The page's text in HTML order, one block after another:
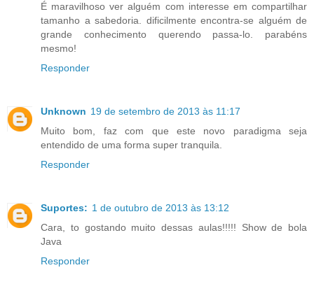
É maravilhoso ver alguém com interesse em compartilhar
tamanho a sabedoria. dificilmente encontra-se alguém de
grande conhecimento querendo passa-lo. parabéns
mesmo!
Responder
Unknown 19 de setembro de 2013 às 11:17
Muito bom, faz com que este novo paradigma seja
entendido de uma forma super tranquila.
Responder
Suportes: 1 de outubro de 2013 às 13:12
Cara, to gostando muito dessas aulas!!!!! Show de bola
Java
Responder